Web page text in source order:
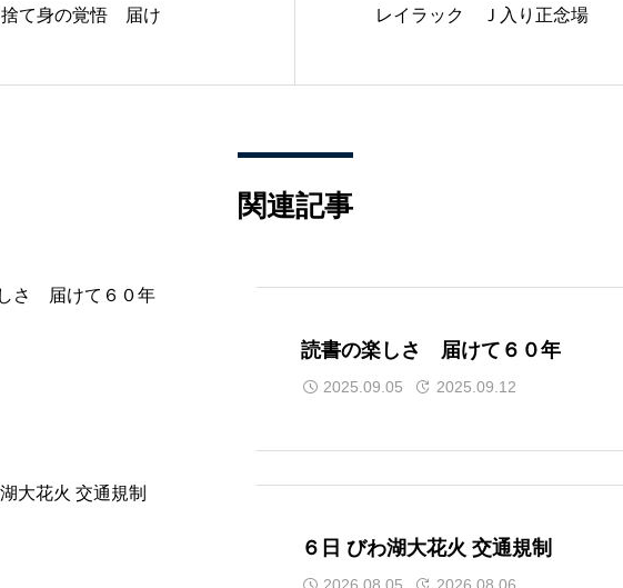
捨て身の覚悟 届け レイラック Ｊ入り正念場
関連記事
読書の楽しさ 届けて６０年
2025.09.05 2025.09.12
６日 びわ湖大花火 交通規制